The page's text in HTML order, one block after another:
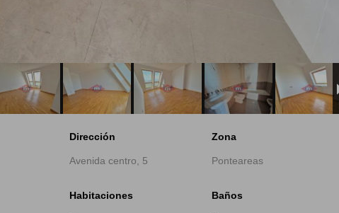
Dirección
Avenida centro, 5
Zona
Ponteareas
Habitaciones Baños